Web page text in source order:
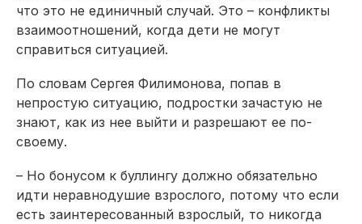
что это не единичный случай. Это – конфликты
взаимоотношений, когда дети не могут
справиться ситуацией.
По словам Сергея Филимонова, попав в
непростую ситуа­цию, подростки зачастую не
знают, как из нее выйти и разрешают ее по-
своему.
– Но бонусом к буллингу должно обязательно
идти неравнодушие взрослого, потому что если
есть заинтересованный взрослый, то никогда